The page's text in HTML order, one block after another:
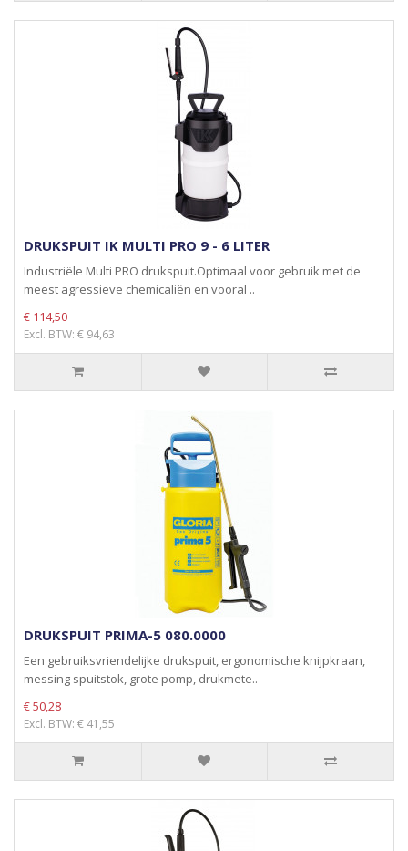
DRUKSPUIT IK MULTI PRO 9 - 6 LITER
Industriële Multi PRO drukspuit.Optimaal voor gebruik met de
meest agressieve chemicaliën en vooral ..
€ 114,50
Excl. BTW: € 94,63
DRUKSPUIT PRIMA-5 080.0000
Een gebruiksvriendelijke drukspuit, ergonomische knijpkraan,
messing spuitstok, grote pomp, drukmete..
€ 50,28
Excl. BTW: € 41,55